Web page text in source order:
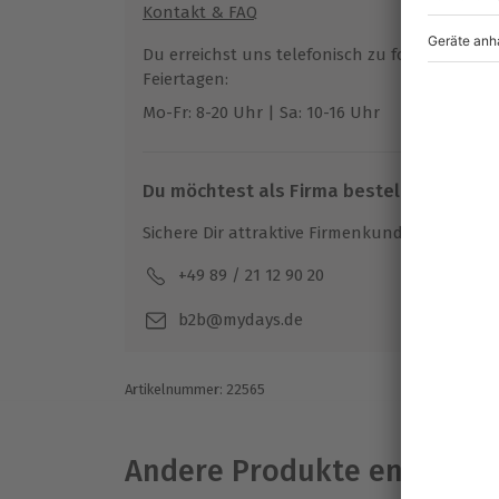
Kontakt & FAQ
Du erreichst uns telefonisch zu folgenden
Feiertagen:
Mo-Fr: 8-20 Uhr | Sa: 10-16 Uhr
Du möchtest als Firma bestellen?
Sichere Dir attraktive Firmenkunden Vorteile.
+49 89 / 21 12 90 20
b2b@mydays.de
Artikelnummer: 22565
Andere Produkte entdecken